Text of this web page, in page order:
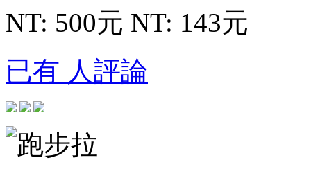
NT: 500元 NT: 143元
已有 人評論